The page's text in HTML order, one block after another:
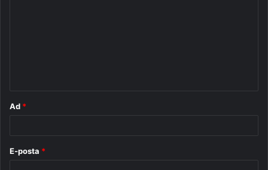
Ad *
E-posta *